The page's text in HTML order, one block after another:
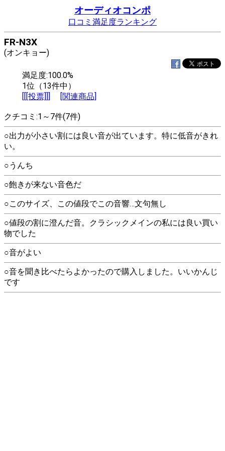
オーディオコンポ
口コミ満足度ランキング
FR-N3X
(オンキョー)
満足度:100.0%
1位（13件中）
[[[投票]]]
[関連商品]
クチコミ:1～7件(7件)
○出力が小さい割には良い音が出ています。特に低音がきれ
い。
○うんち
○飽きが来ない音色だ
○このサイズ、この値段でこの音響…文句無し
○値段の割に澄んだ音。クラシックメインの私には良い買い
物でした
○音がよい
○音を聞き比べたらよかったので購入しました。いいかんじ
です